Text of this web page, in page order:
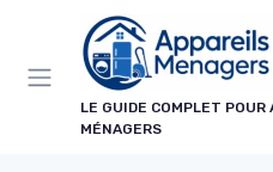
LE GUIDE COMPLET POUR
MÉNAGERS
Panneau de gestion des